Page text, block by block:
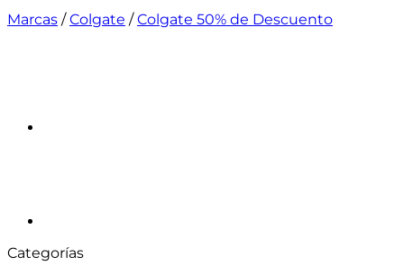
Marcas / Colgate / Colgate 50% de Descuento
Categorías